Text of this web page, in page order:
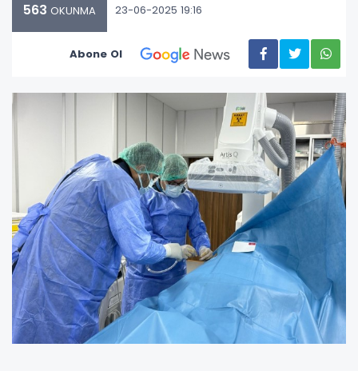
563 OKUNMA 23-06-2025 19:16
Abone Ol